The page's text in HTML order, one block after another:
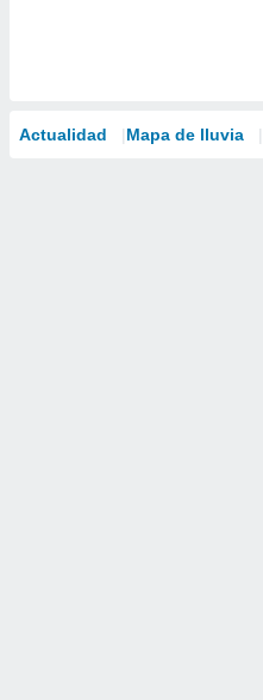
Actualidad Mapa de lluvia